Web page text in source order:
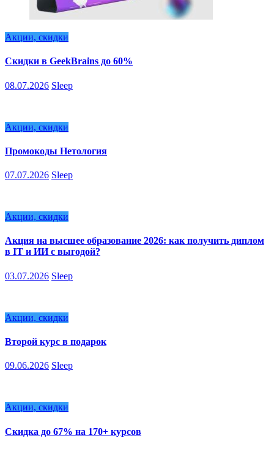
Акции, скидки
Скидки в GeekBrains до 60%
08.07.2026 Sleep
Акции, скидки
Промокоды Нетология
07.07.2026 Sleep
Акции, скидки
Акция на высшее образование 2026: как получить диплом
в IT и ИИ с выгодой?
03.07.2026 Sleep
Акции, скидки
Второй курс в подарок
09.06.2026 Sleep
Акции, скидки
Скидка до 67% на 170+ курсов